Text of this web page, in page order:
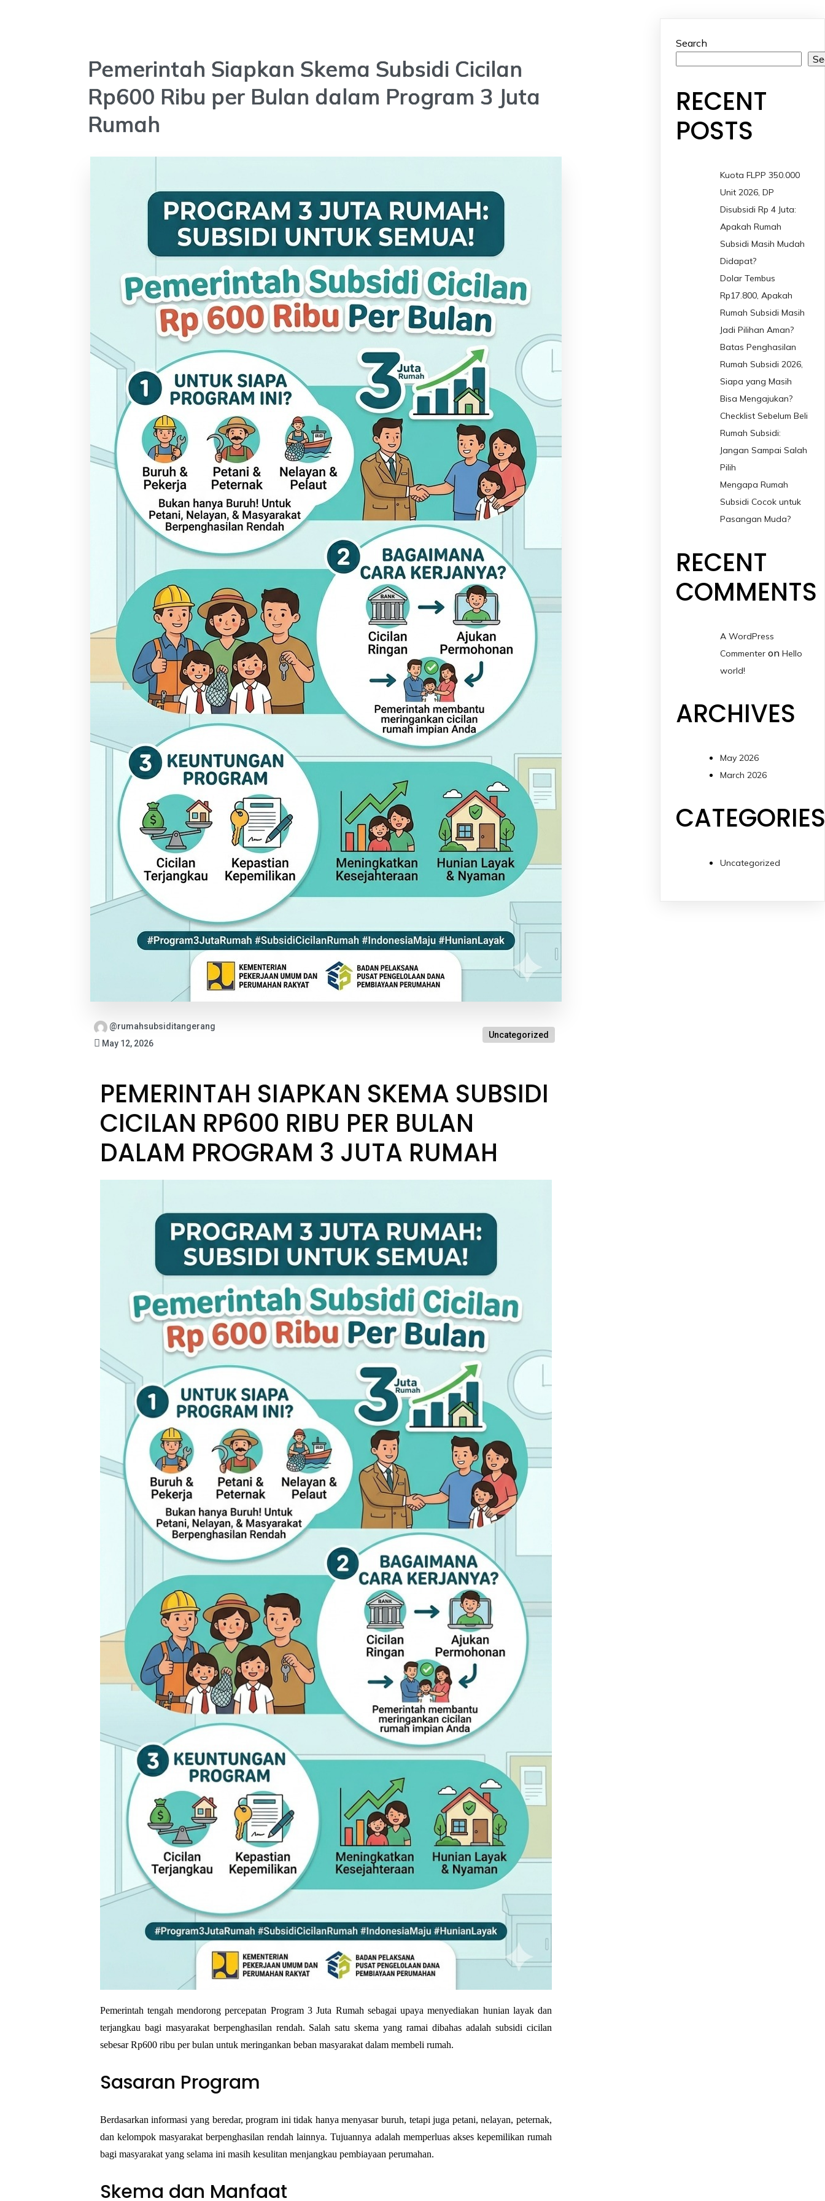
Pemerintah Siapkan Skema Subsidi Cicilan
Rp600 Ribu per Bulan dalam Program 3 Juta
Rumah
@rumahsubsiditangerang
May 12, 2026
Uncategorized
PEMERINTAH SIAPKAN SKEMA SUBSIDI
CICILAN RP600 RIBU PER BULAN
DALAM PROGRAM 3 JUTA RUMAH
Pemerintah tengah mendorong percepatan Program 3 Juta Rumah sebagai upaya menyediakan hunian layak dan
terjangkau bagi masyarakat berpenghasilan rendah. Salah satu skema yang ramai dibahas adalah subsidi cicilan
sebesar Rp600 ribu per bulan untuk meringankan beban masyarakat dalam membeli rumah.
Sasaran Program
Berdasarkan informasi yang beredar, program ini tidak hanya menyasar buruh, tetapi juga petani, nelayan, peternak,
dan kelompok masyarakat berpenghasilan rendah lainnya. Tujuannya adalah memperluas akses kepemilikan rumah
bagi masyarakat yang selama ini masih kesulitan menjangkau pembiayaan perumahan.
Skema dan Manfaat
Search
RECENT
POSTS
Kuota FLPP 350.000
Unit 2026, DP
Disubsidi Rp 4 Juta:
Apakah Rumah
Subsidi Masih Mudah
Didapat?
Dolar Tembus
Rp17.800, Apakah
Rumah Subsidi Masih
Jadi Pilihan Aman?
Batas Penghasilan
Rumah Subsidi 2026,
Siapa yang Masih
Bisa Mengajukan?
Checklist Sebelum Beli
Rumah Subsidi:
Jangan Sampai Salah
Pilih
Mengapa Rumah
Subsidi Cocok untuk
Pasangan Muda?
RECENT
COMMENTS
A WordPress
Commenter onHello
world!
ARCHIVES
May 2026
March 2026
Uncategorized